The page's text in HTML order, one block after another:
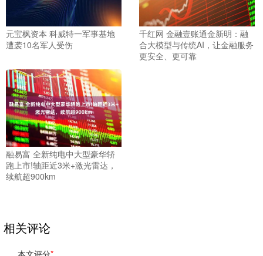
元宝枫资本 科威特一军事基地
遭袭10名军人受伤
千红网 金融壹账通金新明：融
合大模型与传统AI，让金融服务
更安全、更可靠
融易富 全新纯电中大型豪华轿
跑上市!轴距近3米+激光雷达，
续航超900km
相关评论
本文评分*